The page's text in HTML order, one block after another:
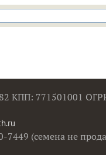
КПП: 771501001
7449 (семена не